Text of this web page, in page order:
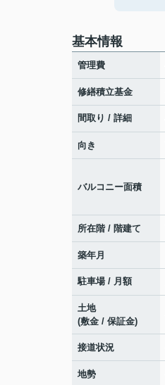
基本情報
管理費
修繕積立基金
間取り / 詳細
向き
バルコニー面積
所在階 / 階建て
築年月
駐車場 / 月額
土地
(敷金 / 保証金)
接道状況
地勢